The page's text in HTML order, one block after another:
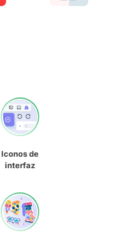
Iconos de
interfaz